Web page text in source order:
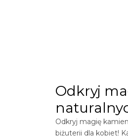
Odkryj
Odkryj magię
biżuterii dla kobiet!